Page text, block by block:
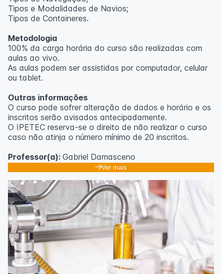
Outras informações
inscritos serão avisados ​​antecipadamente.
O IPETEC reserva-se o direito de não realizar o curso
caso não atinja o número mínimo de 20 inscritos.
Professora:
Tipos e Modalidades de Navios;
Tipos de Containeres.
Metodologia
100% da carga horária do curso são realizadas com
aulas ao vivo.
As aulas podem ser assistidas por computador, celular
ou tablet.
Outras informações
O curso pode sofrer alteração de dados e horário e os
inscritos serão avisados ​​antecipadamente.
O IPETEC reserva-se o direito de não realizar o curso
caso não atinja o número mínimo de 20 inscritos.
Professor(a): Gabriel Damasceno
Ver mais